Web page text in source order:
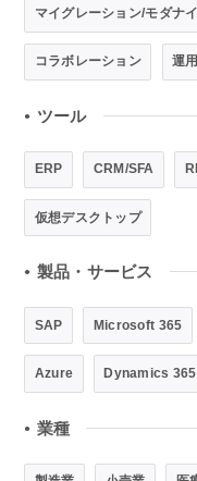
マイグレーション/モダナ
コラボレーション 運
● ツール
ERP CRM/SFA
仮想デスクトップ
● 製品・サービス
SAP Microsoft 365
Azure Dynamics 365
● 業種